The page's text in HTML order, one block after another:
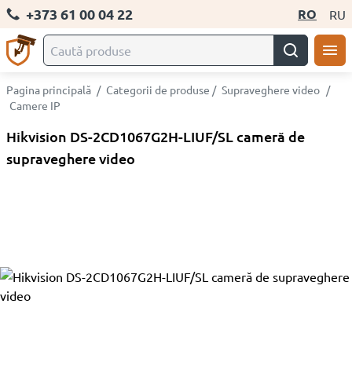
+373 61 00 04 22 RO RU
Pagina principală / Categorii de produse / Supraveghere video /
Camere IP
Hikvision DS-2CD1067G2H-LIUF/SL cameră de
supraveghere video